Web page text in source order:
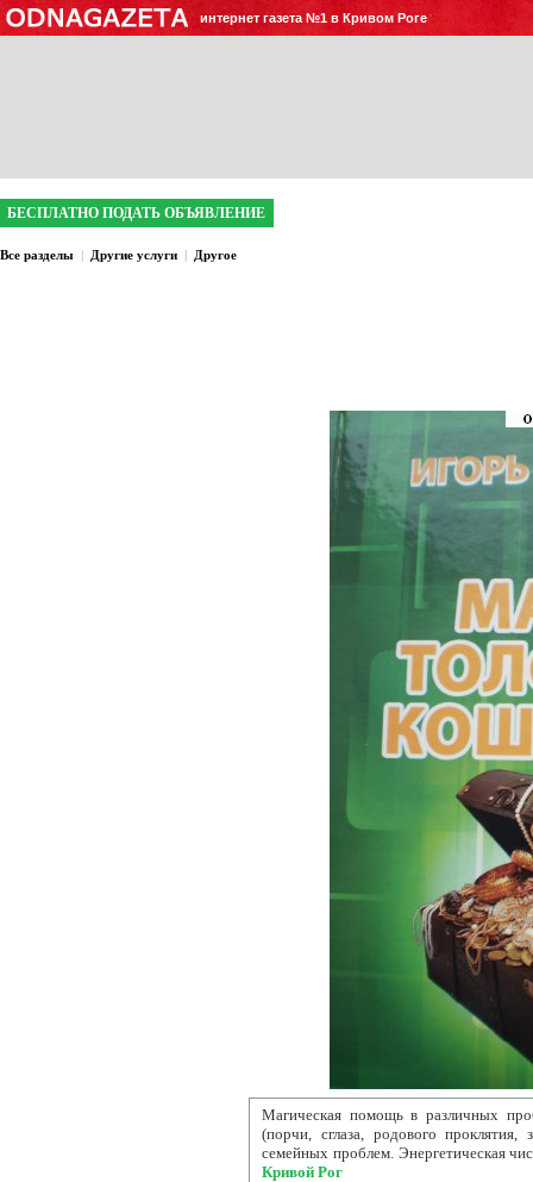
интернет газета №1 в Кривом Роге
БЕСПЛАТНО ПОДАТЬ ОБЪЯВЛЕНИЕ
Все разделы | Другие услуги | Другое
Магическая помощь в различных
(порчи, сглаза, родового
семейных проблем. Энергетическая
Кривой Рог